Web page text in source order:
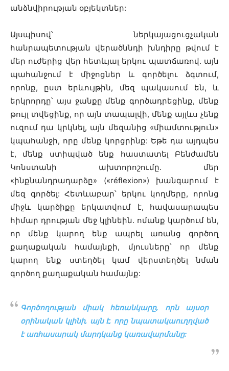
անձնվիրության օբյեկտներ:
Այսպիսով՝ ներկայացուցչական
հանրապետության վերածննդի խնդիրը թվում է
մեր ուժերից վեր հետևյալ երկու պատճառով. այն
պահանջում է միջոցներ և գործելու ձգտում,
որոնք, ըստ երևույթին, մեզ պակասում են, և
երկրորդը՝ այս ջանքը մենք գործադրեցինք, մենք
թույլ տվեցինք, որ այն տապալվի, մենք այլևս չենք
ուզում դա կրկնել, այն մեզանից «միամտություն»
կպահանջի, որը մենք կորցրինք: Եթե դա այդպես
է, մենք ստիպված ենք հաստատել Բենժամեն
Կոնստանի
ախտորոշումը. մեր
«ինքնանդրադարձը» («réflexion») խանգարում է
մեզ գործել: Հետևաբար՝ երկու կողմերը, որոնց
միջև կարծիքը երկատվում է, հավասարապես
հիմար դրության մեջ կլինեին. ոմանք կարծում են,
որ մենք կարող ենք ապրել առանց գործող
քաղաքական համայնքի, մյուսները՝ որ մենք
կարող ենք ստեղծել կամ վերստեղծել նման
գործող քաղաքական համայնք:
Գործողության միակ հեռանկարը, որն այսօր
օրինական կլինի, այն է, որը նպատակաուղղված
է առհասարակ մարդկանց կառավարմանը: